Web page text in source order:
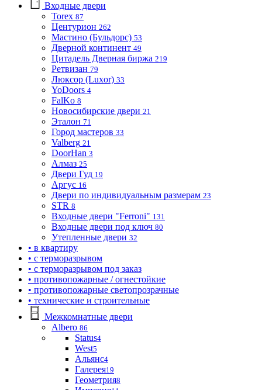
Входные двери
Torex 87
Центурион 262
Мастино (Бульдорс) 53
Дверной континент 49
Цитадель Дверная биржа 219
Ретвизан 79
Люксор (Luxor) 33
YoDoors 4
FalKo 8
Новосибирские двери 21
Эталон 71
Город мастеров 33
Valberg 21
DoorHan 3
Алмаз 25
Двери Гуд 19
Аргус 16
Двери по индивидуальным размерам 23
STR 8
Входные двери "Ferroni" 131
Входные двери под ключ 80
Утепленные двери 32
• в квартиру
• с терморазрывом
• с терморазрывом под заказ
• противопожарные / огнестойкие
• противопожарные светопрозрачные
• технические и строительные
Межкомнатные двери
Albero 86
Status4
West5
Альянс4
Галерея19
Геометрия8